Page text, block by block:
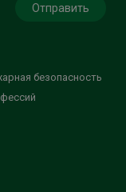
безопасность